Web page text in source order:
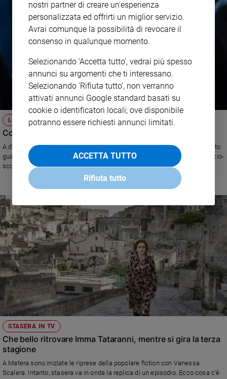
LA POLEMICA
Con Fabrizio Corona la Rai ha fatto un pessimo affare
A dispetto del cachet milionario, la presenza dell'ex paparazzo non ha fatto
guadagnare ascolti ad Avanti popolo. In più, la beffa: le rivelazioni sul calcio-
scommesse le ha poi fatte ai rivali di Striscia la notizia. L'analisi
dell'esperto Massimo Scaglioni
STASERA IN TV
Che bello ritrovare Imma Tataranni, mentre si gira la terza
stagione
A Matera sono iniziate le riprese della popolare fiction con Vanessa
Scalera. Intanto, stasera va in onda la replica di un episodio. Ecco cosa c'è
nostri partner di creare un'esperienza
personalizzata ed offrirti un miglior servizio.
Avrai comunque la possibilità di revocare il
consenso in qualunque momento.
Selezionando 'Accetta tutto', vedrai più spesso
annunci su argomenti che ti interessano.
Selezionando 'Rifiuta tutto', non verranno
attivati annunci Google standard basati su
cookie o identificatori locali; ove disponibile
potranno essere richiesti annunci limitati.
ACCETTA TUTTO
Rifiuta tutto